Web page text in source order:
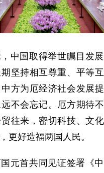
中国取得举世瞩目发
坚持相互尊重、平等
方为厄经济社会发展
不会忘记。厄方期待
往来，密切科技、文化
更好造福两国人民。
元首共同见证签署《